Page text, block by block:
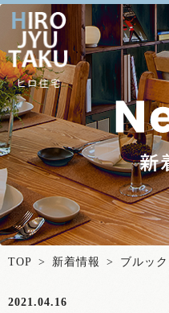
TOP > 新着情報 > ブルック
2021.04.16